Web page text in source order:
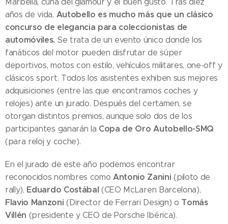
Marbella, cuna del glamour y el buen gusto. Tras diez
años de vida, Autobello es mucho más que un clásico
concurso de elegancia para coleccionistas de
automóviles. Se trata de un evento único donde los
fanáticos del motor pueden disfrutar de súper
deportivos, motos con estilo, vehículos militares, one-off y
clásicos sport. Todos los asistentes exhiben sus mejores
adquisiciones (entre las que encontramos coches y
relojes) ante un jurado. Después del certamen, se
otorgan distintos premios, aunque solo dos de los
participantes ganarán la Copa de Oro Autobello-SMQ
(para reloj y coche).
En el jurado de este año podemos encontrar
reconocidos nombres como Antonio Zanini (piloto de
rally), Eduardo Costábal (CEO McLaren Barcelona),
Flavio Manzoni (Director de Ferrari Design) o Tomás
Villén (presidente y CEO de Porsche Ibérica).